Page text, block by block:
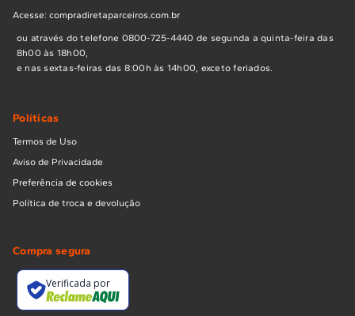
Acesse: compradiretaparceiros.com.br
ou através do telefone 0800-725-4440 de segunda a quinta-feira das
8h00 às 18h00,
e nas sextas-feiras das 8:00h às 14h00, exceto feriados.
Políticas
Termos de Uso
Aviso de Privacidade
Preferência de cookies
Política de troca e devolução
Compra segura
Verificada por